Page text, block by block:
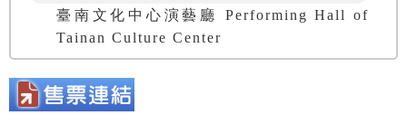
臺南文化中心演藝廳 Performing Hall of
Tainan Culture Center